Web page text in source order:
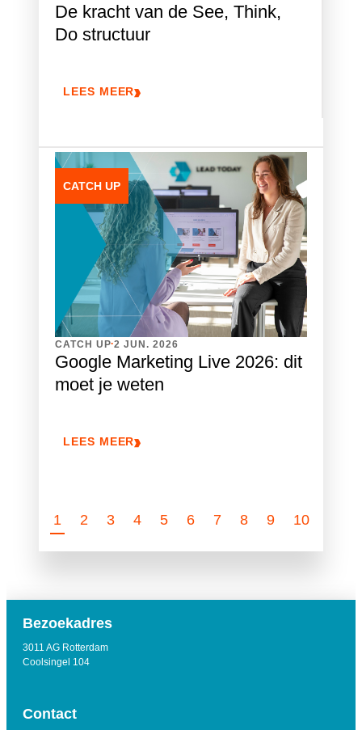
De kracht van de See, Think,
Do structuur
LEES MEER
CATCH UP
CATCH UP.2 JUN. 2026
Google Marketing Live 2026: dit
moet je weten
LEES MEER
1 2 3 4 5 6 7 8 9 10
Bezoekadres
3011 AG Rotterdam
Coolsingel 104
Contact